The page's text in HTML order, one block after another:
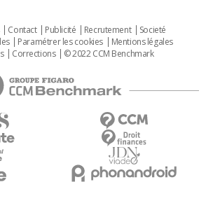
Contact Publicité Recrutement
Societé
Paramétrer les cookies
Mentions légales
Corrections © 2022 CCM Benchmark